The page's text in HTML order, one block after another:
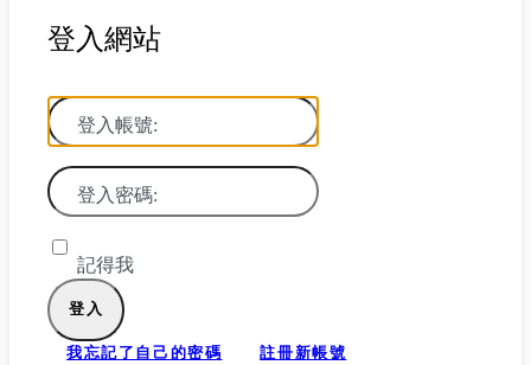
登入網站
登入帳號:
登入密碼:
記得我
我忘記了自己的密碼 註冊新帳號